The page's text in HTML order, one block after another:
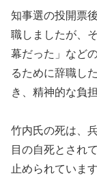
知事選の投開票
職しましたが、
幕だった」など
るために辞職し
き、精神的な負
竹内氏の死は、
目の自死とされ
止められていま